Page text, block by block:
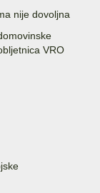
nije dovoljna
VRO